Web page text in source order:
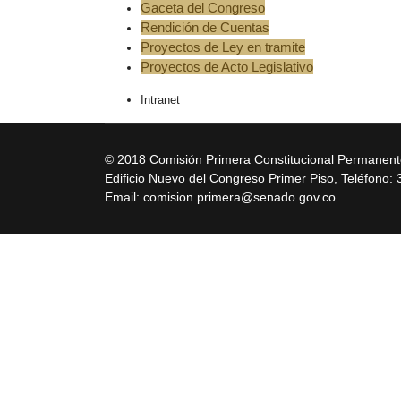
Gaceta del Congreso
Rendición de Cuentas
Proyectos de Ley en tramite
Proyectos de Acto Legislativo
Intranet
© 2018 Comisión Primera Constitucional
Edificio Nuevo del Congreso Primer Piso, Teléfono:
Email: comision.primera@senado.gov.co